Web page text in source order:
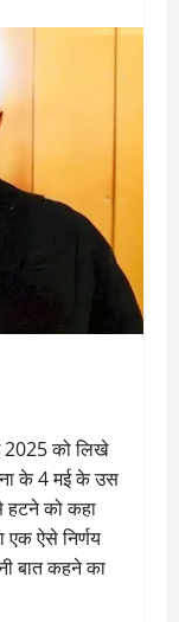
2025 को लिखे
के 4 मई के उस
हटने को कहा
एक ऐसे निर्णय
बात कहने का